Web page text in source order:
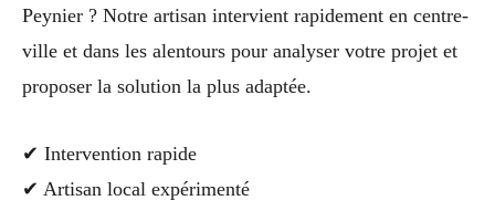
Peynier ? Notre artisan intervient rapidement en centre-
ville et dans les alentours pour analyser votre projet et
proposer la solution la plus adaptée.
✔ Intervention rapide
✔ Artisan local expérimenté